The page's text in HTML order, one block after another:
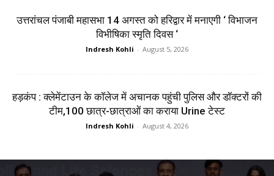
उत्तरांचल पंजाबी महासभा 14 अगस्त को हरिद्वार में मनाएगी ‘ विभाजन
विभीषिका स्मृति दिवस ‘
Indresh Kohli - August 5, 2026
हड़कंप : क्लेमेंटाउन के कॉलेज में अचानक पहुंची पुलिस और डॉक्टरों की
टीम,100 छात्र-छात्राओं का कराया Urine टेस्ट
Indresh Kohli - August 4, 2026